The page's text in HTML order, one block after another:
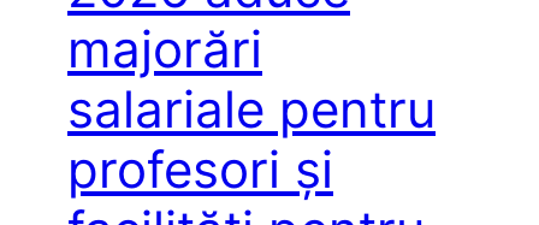
majorări
salariale pentru
profesori și